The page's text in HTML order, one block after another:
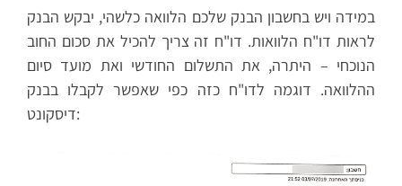
במידה ויש בחשבון הבנק שלכם הלוואה כלשהי, יבקש הבנק
לראות דו"ח הלוואות. דו"ח זה צריך להכיל את סכום החוב
הנוכחי – היתרה, את התשלום החודשי ואת מועד סיום
ההלוואה. דוגמה לדו"ח כזה כפי שאפשר לקבלו בבנק
דיסקונט: